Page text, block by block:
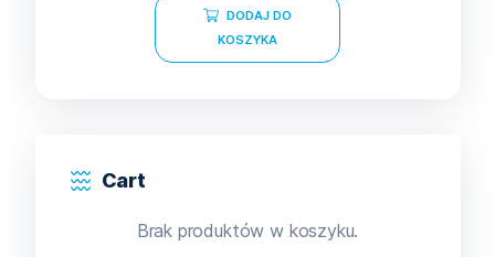
DODAJ DO
KOSZYKA
Cart
Brak produktów w koszyku.